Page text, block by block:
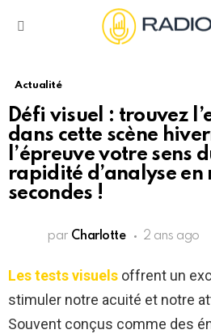
Actualité
Défi visuel : trouvez
dans cette scène
l’épreuve votre sens
rapidité d’analyse en
secondes !
par Charlotte 2 ans ago
Les tests visuels offrent un
stimuler notre acuité et notre
Souvent conçus comme des